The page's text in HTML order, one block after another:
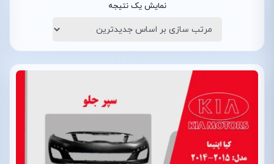
نمایش یک نتیجه